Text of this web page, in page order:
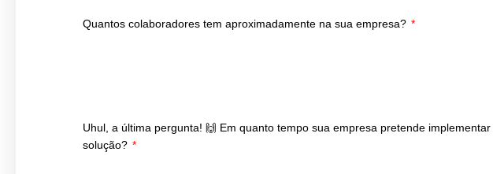
experiência do colaborador é um diferencial estratégico, a
Preencha o formulário e descubra como
RH da sua empresa para o próximo nível!